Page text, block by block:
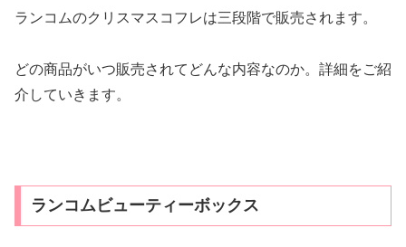
ランコムのクリスマスコフレは三段階で販売されます。
どの商品がいつ販売されてどんな内容なのか。詳細をご紹
介していきます。
ランコムビューティーボックス